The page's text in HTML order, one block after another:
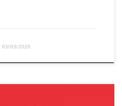
03/03/2020